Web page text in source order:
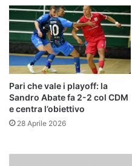
Pari che vale i playoff: la
Sandro Abate fa 2-2 col CDM
e centra l’obiettivo
28 Aprile 2026